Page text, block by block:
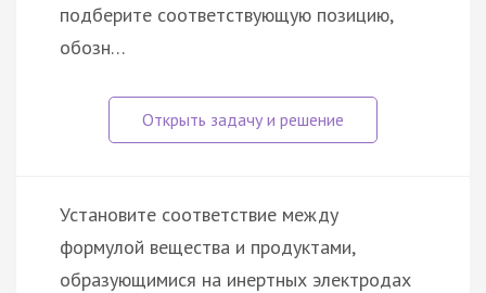
подберите соответствующую позицию,
обозн…
Установите соответствие между
формулой вещества и продуктами,
образующимися на инертных электродах